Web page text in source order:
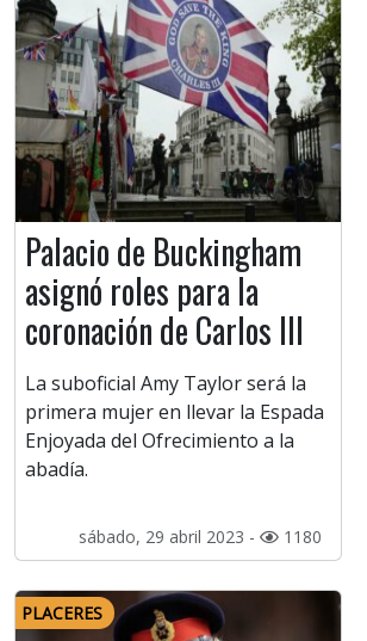
Palacio de Buckingham
asignó roles para la
coronación de Carlos III
La suboficial Amy Taylor será la
primera mujer en llevar la Espada
Enjoyada del Ofrecimiento a la
abadía.
sábado, 29 abril 2023 - 1180
PLACERES